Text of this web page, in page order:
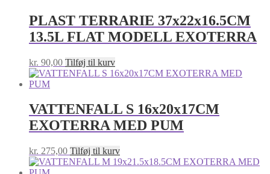
PLAST TERRARIE 37x22x16.5CM
13.5L FLAT MODELL EXOTERRA
kr. 90,00 Tilføj til kurv
VATTENFALL S 16x20x17CM
EXOTERRA MED PUM
kr. 275,00 Tilføj til kurv